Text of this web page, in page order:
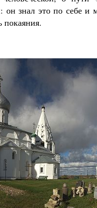
он знал это по себе и
покаяния.